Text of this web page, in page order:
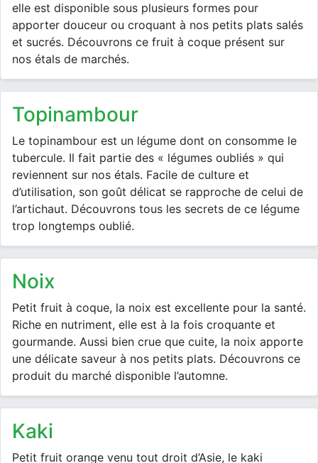
elle est disponible sous plusieurs formes pour
apporter douceur ou croquant à nos petits plats salés
et sucrés. Découvrons ce fruit à coque présent sur
nos étals de marchés.
topinambour
Le topinambour est un légume dont on consomme le
tubercule. Il fait partie des « légumes oubliés » qui
reviennent sur nos étals. Facile de culture et
d’utilisation, son goût délicat se rapproche de celui de
l’artichaut. Découvrons tous les secrets de ce légume
trop longtemps oublié.
noix
Petit fruit à coque, la noix est excellente pour la santé.
Riche en nutriment, elle est à la fois croquante et
gourmande. Aussi bien crue que cuite, la noix apporte
une délicate saveur à nos petits plats. Découvrons ce
produit du marché disponible l’automne.
kaki
Petit fruit orange venu tout droit d’Asie, le kaki